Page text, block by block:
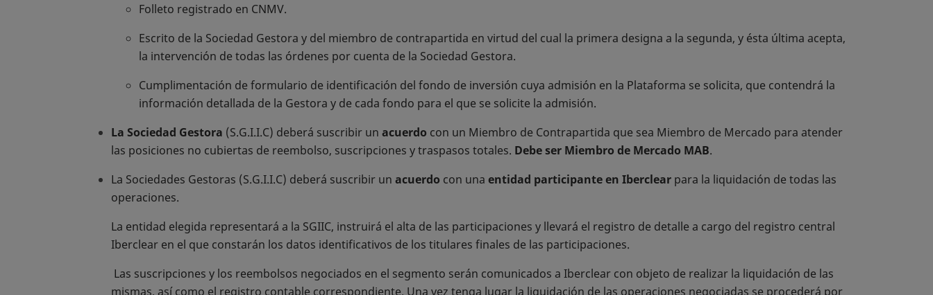
Folleto registrado en CNMV.
Escrito de la Sociedad Gestora y del miembro de contrapartida en virtud del cual la primera designa a la segunda, y ésta última acepta,
la intervención de todas las órdenes por cuenta de la Sociedad Gestora.
Cumplimentación de formulario de identificación del fondo de inversión cuya admisión en la Plataforma se solicita, que contendrá la
información detallada de la Gestora y de cada fondo para el que se solicite la admisión.
La Sociedad Gestora (S.G.I.I.C) deberá suscribir un acuerdo con un Miembro de Contrapartida que sea Miembro de Mercado para atender
las posiciones no cubiertas de reembolso, suscripciones y traspasos totales. Debe ser Miembro de Mercado MAB.
La Sociedades Gestoras (S.G.I.I.C) deberá suscribir un acuerdo con una entidad participante en Iberclear para la liquidación de todas las
operaciones.
La entidad elegida representará a la SGIIC, instruirá el alta de las participaciones y llevará el registro de detalle a cargo del registro central
Iberclear en el que constarán los datos identificativos de los titulares finales de las participaciones.
Las suscripciones y los reembolsos negociados en el segmento serán comunicados a Iberclear con objeto de realizar la liquidación de las
mismas, así como el registro contable correspondiente. Una vez tenga lugar la liquidación de las operaciones negociadas se procederá por